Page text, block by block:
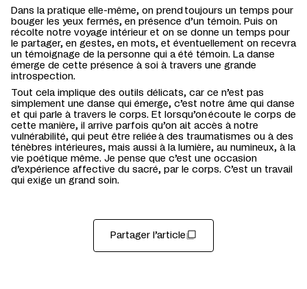
Dans la pratique elle-même, on prend toujours un temps pour
bouger les yeux fermés, en présence d’un témoin. Puis on
récolte notre voyage intérieur et on se donne un temps pour
le partager, en gestes, en mots, et éventuellement on recevra
un témoignage de la personne qui a été témoin. La danse
émerge de cette présence à soi à travers une grande
introspection.
Tout celaimplique des outils délicats, car ce n’est pas
simplement une danse qui émerge, c’est notre âme qui danse
et qui parle à travers le corps. Et lorsqu’onécoute le corps de
cette manière, il arrive parfois qu’on ait accès à notre
vulnérabilité, qui peut être reliée à des traumatismes ou à des
ténèbres intérieures, mais aussi à la lumière, au numineux, à la
vie poétique même. Je pense que c’est une occasion
d’expérience affective du sacré, par le corps. C’est un travail
qui exige un grand soin.
Partager l’article